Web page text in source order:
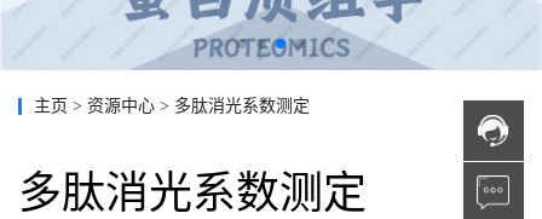
主页 > 资源中心 > 多肽消光系数测定
多肽消光系数测定